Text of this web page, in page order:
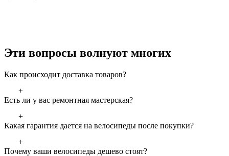
Эти вопросы волнуют многих
Как происходит доставка товаров?
+
Есть ли у вас ремонтная мастерская?
+
Какая гарантия дается на велосипеды после покупки?
+
Почему ваши велосипеды дешево стоят?